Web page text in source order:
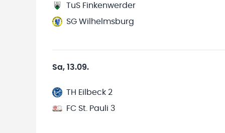
TuS Finkenwerder
SG Wilhelmsburg
Sa, 13.09.
TH Eilbeck 2
FC St. Pauli 3